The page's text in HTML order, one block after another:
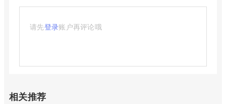
请先登录账户再评论哦
相关推荐